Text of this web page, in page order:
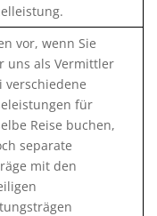
vor, wenn Sie
uns als Vermittler
verschiedene
für
Reise buchen,
separate
mit den